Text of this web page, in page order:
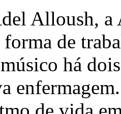
Alloush, a
forma de
há